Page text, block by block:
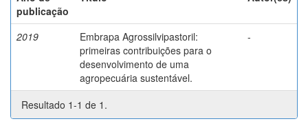
publicação
2019
Embrapa Agrossilvipastoril:
primeiras contribuições para o
desenvolvimento de uma
agropecuária sustentável.
-
Resultado 1-1 de 1.